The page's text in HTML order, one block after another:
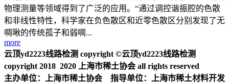
物理测量等领域得到了广泛的应用。“通过调控谐振腔的色散
和非线性特性，科学家在负色散区和近零色散区分别发现了无
啁啾的传统孤子和弱啁...
more
云顶yd2223线路检测 copyright ©云顶yd2223线路检测
copyright 2018 2020 上海市稀土协会 all rights reserved
主办单位：上海市稀土协会 指导单位：上海市稀土材料开发